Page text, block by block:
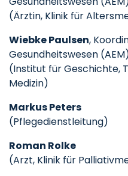
(Ärztin, Klinik für
Wiebke Paulsen,
Gesundheitswesen
(Institut für Geschichte,
Medizin)
Markus Peters
(Pflegedienstleitung)
Roman Rolke
(Arzt, Klinik für